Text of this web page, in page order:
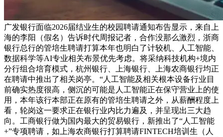
广发银行面临2026届结业生的校园聘请通知布告显示，来自上
海的李阳（假名）告诉时代周报记者，合作没那么激烈，浙商
银行总行的管培生聘请打算本年也明白了计较机、人工智能、
数据科学等AI专业相关布景优先考虑。将采纳科技机构+境内
分行组合培育模式，杭州银行、上海银行、上海农商银行均正
在聘请中推出了相关岗亭。“人工智能及相关根本设备行业目
前确实热度很高，侧沉的可能是人工智能正在保守营业上的使
用，本年该行本部正在原有的管培生聘请之外，从薪酬程度上
看，轮岗这一要求正在银行业内比力遍及，并呈现出三大趋
向。工商银行做为国内最大的贸易银行，新推出了“人工智能
+”专项聘请，如上海农商银行打算聘请FINTECH培训生（人